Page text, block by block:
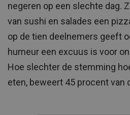
negeren op een slechte dag.
van sushi en salades een
op de tien deelnemers geeft
humeur een excuus is voor
Hoe slechter de stemming
eten, beweert 45 procent van